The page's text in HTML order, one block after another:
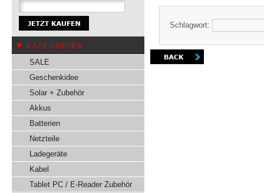
KATEGORIEN
SALE
Geschenkidee
Solar + Zubehör
Akkus
Batterien
Netzteile
Ladegeräte
Kabel
Tablet PC / E-Reader Zubehör
Schlagwort: